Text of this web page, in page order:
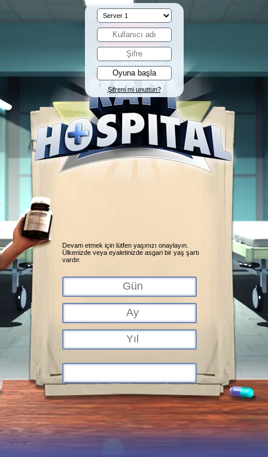
Şifreni mi unuttun?
Devam etmek için lütfen yaşınızı onaylayın.
Ülkenizde veya eyaletinizde asgari bir yaş şartı
vardır.